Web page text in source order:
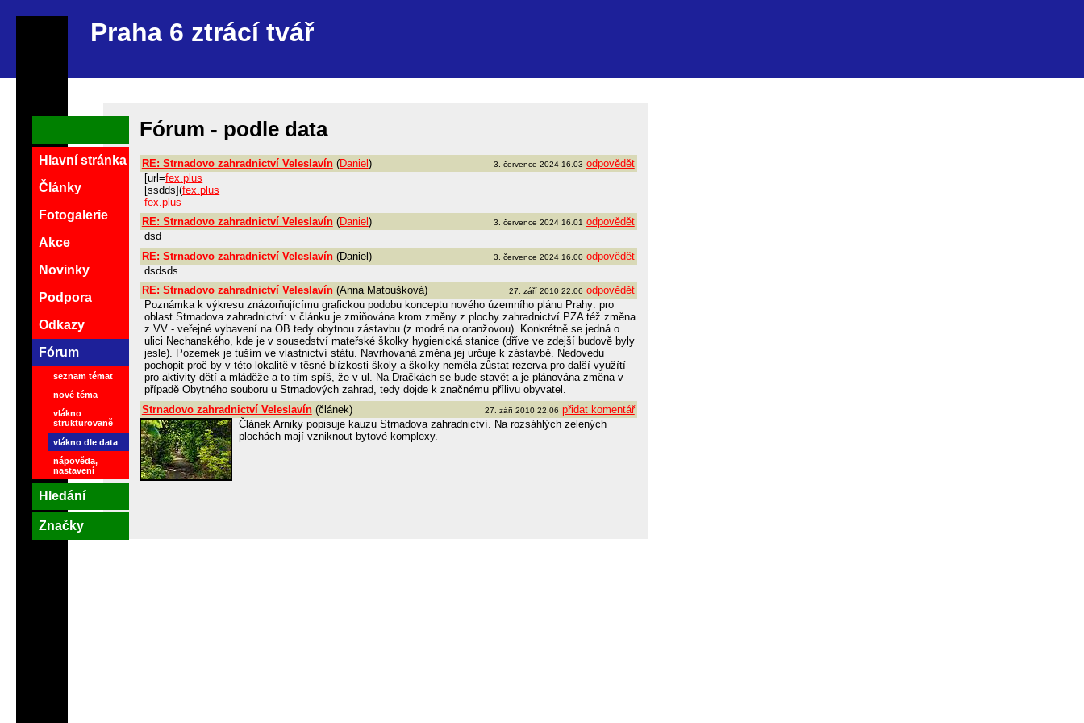
Praha 6 ztrácí tvář
Fórum - podle data
3. července 2024 16.03 odpovědět
RE: Strnadovo zahradnictví Veleslavín(Daniel )
[url=fex.plus
[ssdds](fex.plus
fex.plus
3. července 2024 16.01 odpovědět
RE: Strnadovo zahradnictví Veleslavín(Daniel )
dsd
3. července 2024 16.00 odpovědět
RE: Strnadovo zahradnictví Veleslavín(Daniel)
dsdsds
27. září 2010 22.06 odpovědět
RE: Strnadovo zahradnictví Veleslavín(Anna Matoušková)
Poznámka k výkresu znázorňujícímu grafickou podobu konceptu nového územního plánu Prahy: pro
oblast Strnadova zahradnictví: v článku je zmiňována krom změny z plochy zahradnictví PZA též změna
z VV - veřejné vybavení na OB tedy obytnou zástavbu (z modré na oranžovou). Konkrétně se jedná o
ulici Nechanského, kde je v sousedství mateřské školky hygienická stanice (dříve ve zdejší budově byly
jesle). Pozemek je tuším ve vlastnictví státu. Navrhovaná změna jej určuje k zástavbě. Nedovedu
pochopit proč by v této lokalitě v těsné blízkosti školy a školky neměla zůstat rezerva pro další využítí
pro aktivity dětí a mláděže a to tím spíš, že v ul. Na Dračkách se bude stavět a je plánována změna v
případě Obytného souboru u Strnadových zahrad, tedy dojde k značnému přílivu obyvatel.
27. září 2010 22.06 přidat komentář
Strnadovo zahradnictví Veleslavín(článek)
Článek Arniky popisuje kauzu Strnadova zahradnictví. Na rozsáhlých zelených
plochách mají vzniknout bytové komplexy.
Hlavní stránka
Články
Fotogalerie
Akce
Novinky
Podpora
Odkazy
Fórum
seznam témat
nové téma
vlákno
strukturovaně
vlákno dle data
nápověda,
nastavení
Hledání
Značky